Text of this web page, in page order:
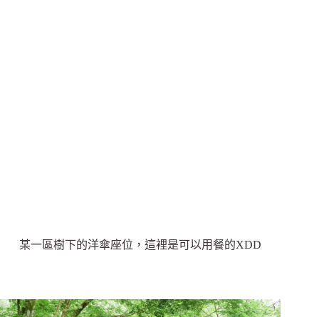
某一區樹下的洋傘座位，這裡是可以用餐的XDD